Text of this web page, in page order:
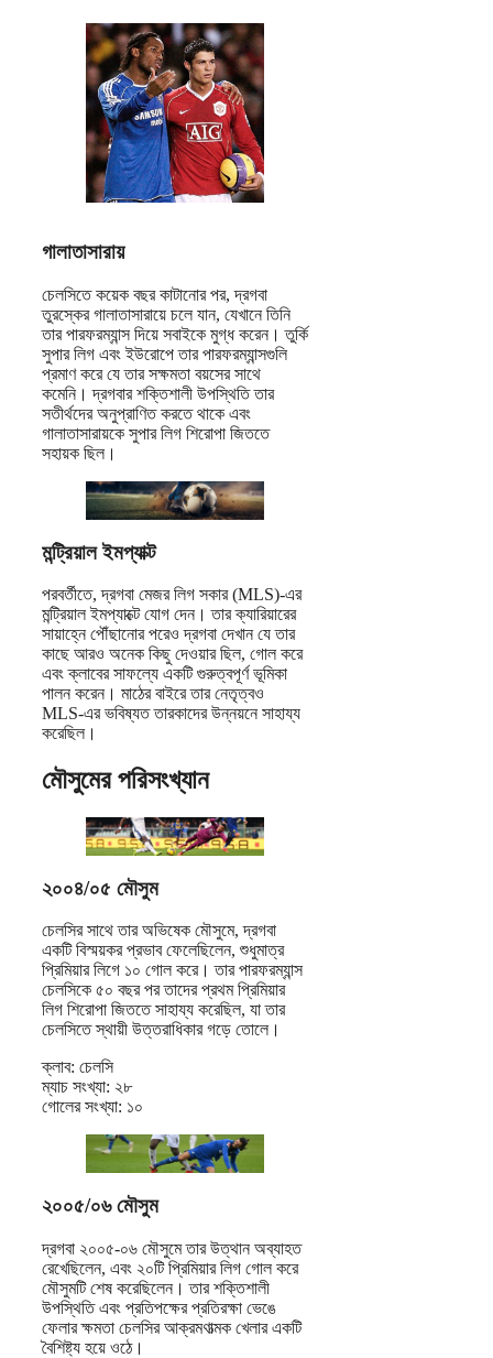
গালাতাসারায়
চেলসিতে কয়েক বছর কাটানোর পর, দ্রগবা
তুরস্কের গালাতাসারায়ে চলে যান, যেখানে তিনি
তার পারফরম্যান্স দিয়ে সবাইকে মুগ্ধ করেন। তুর্কি
সুপার লিগ এবং ইউরোপে তার পারফরম্যান্সগুলি
প্রমাণ করে যে তার সক্ষমতা বয়সের সাথে
কমেনি। দ্রগবার শক্তিশালী উপস্থিতি তার
সতীর্থদের অনুপ্রাণিত করতে থাকে এবং
গালাতাসারায়কে সুপার লিগ শিরোপা জিততে
সহায়ক ছিল।
মন্ট্রিয়াল ইমপ্যাক্ট
পরবর্তীতে, দ্রগবা মেজর লিগ সকার (MLS)-এর
মন্ট্রিয়াল ইমপ্যাক্টে যোগ দেন। তার ক্যারিয়ারের
সায়াহ্নে পৌঁছানোর পরেও দ্রগবা দেখান যে তার
কাছে আরও অনেক কিছু দেওয়ার ছিল, গোল করে
এবং ক্লাবের সাফল্যে একটি গুরুত্বপূর্ণ ভূমিকা
পালন করেন। মাঠের বাইরে তার নেতৃত্বও
MLS-এর ভবিষ্যত তারকাদের উন্নয়নে সাহায্য
করেছিল।
মৌসুমের পরিসংখ্যান
২০০৪/০৫ মৌসুম
চেলসির সাথে তার অভিষেক মৌসুমে, দ্রগবা
একটি বিস্ময়কর প্রভাব ফেলেছিলেন, শুধুমাত্র
প্রিমিয়ার লিগে ১০ গোল করে। তার পারফরম্যান্স
চেলসিকে ৫০ বছর পর তাদের প্রথম প্রিমিয়ার
লিগ শিরোপা জিততে সাহায্য করেছিল, যা তার
চেলসিতে স্থায়ী উত্তরাধিকার গড়ে তোলে।
ক্লাব: চেলসি
ম্যাচ সংখ্যা: ২৮
গোলের সংখ্যা: ১০
২০০৫/০৬ মৌসুম
দ্রগবা ২০০৫-০৬ মৌসুমে তার উত্থান অব্যাহত
রেখেছিলেন, এবং ২০টি প্রিমিয়ার লিগ গোল করে
মৌসুমটি শেষ করেছিলেন। তার শক্তিশালী
উপস্থিতি এবং প্রতিপক্ষের প্রতিরক্ষা ভেঙে
ফেলার ক্ষমতা চেলসির আক্রমণাত্মক খেলার একটি
বৈশিষ্ট্য হয়ে ওঠে।